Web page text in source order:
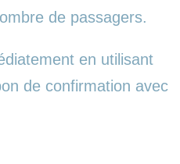
de passagers.
en utilisant
de confirmation avec